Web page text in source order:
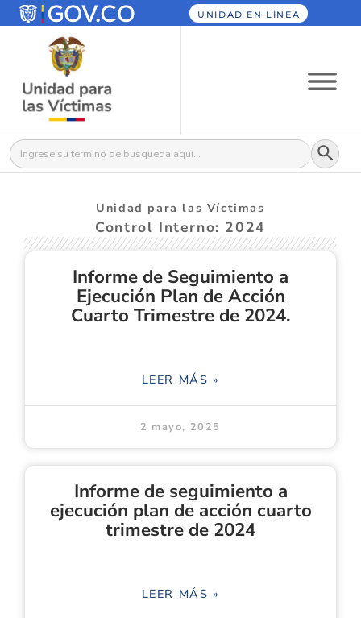
UNIDAD EN LÍNEA
Buscar: Botón
Unidad para las Víctimas
Control Interno: 2024
Informe de Seguimiento a
Ejecución Plan de Acción
Cuarto Trimestre de 2024.
LEER MÁS »
2 mayo, 2025
Informe de seguimiento a
ejecución plan de acción cuarto
trimestre de 2024
LEER MÁS »